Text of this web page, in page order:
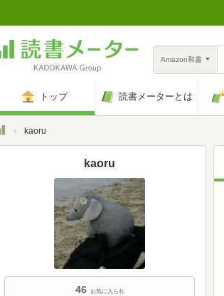
Amazon和書
トップ 読書メーターとは
トップkaoru
kaoru
46 お気に入られ